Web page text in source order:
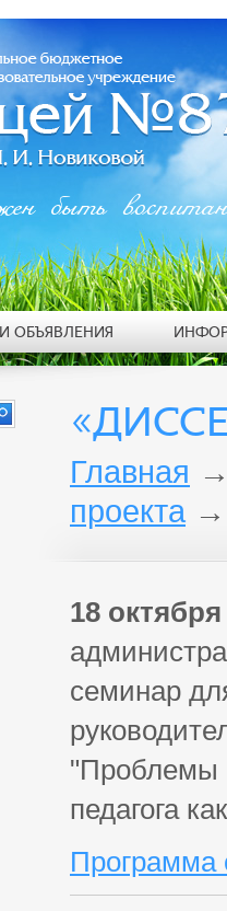
Главная
проекта
18 октября
семинар
"Проблемы
педагога
Программа
быть
ОБЪЯВЛЕНИЯ